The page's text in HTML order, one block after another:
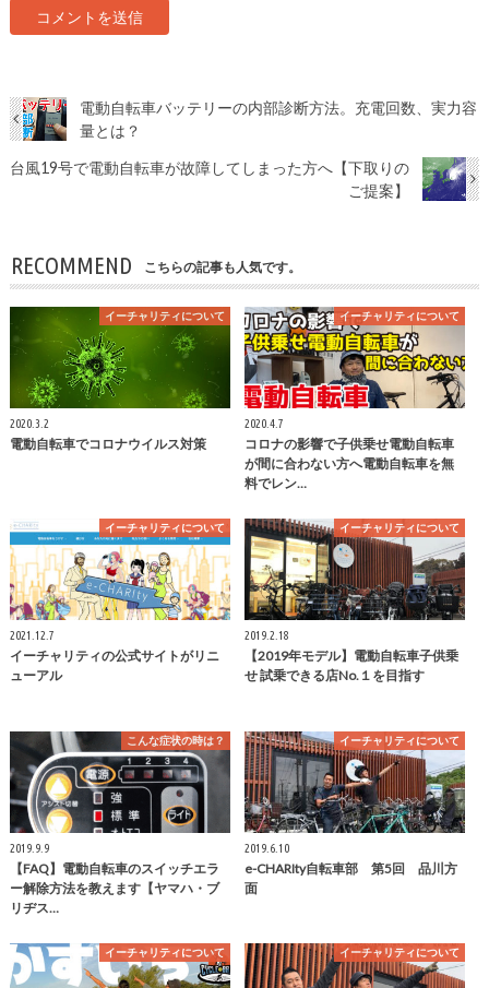
電動自転車バッテリーの内部診断方法。充電回数、実力容
量とは？
台風19号で電動自転車が故障してしまった方へ【下取りの
ご提案】
RECOMMEND こちらの記事も人気です。
イーチャリティについて
2020.3.2
電動自転車でコロナウイルス対策
イーチャリティについて
2020.4.7
コロナの影響で子供乗せ電動自転車
が間に合わない方へ電動自転車を無
料でレン…
イーチャリティについて
2021.12.7
イーチャリティの公式サイトがリニ
ューアル
イーチャリティについて
2019.2.18
【2019年モデル】電動自転車子供乗
せ 試乗できる店No.１を目指す
こんな症状の時は？
2019.9.9
【FAQ】電動自転車のスイッチエラ
ー解除方法を教えます【ヤマハ・ブ
リヂス…
イーチャリティについて
2019.6.10
e-CHARIty自転車部 第5回 品川方
面
イーチャリティについて イーチャリティについて